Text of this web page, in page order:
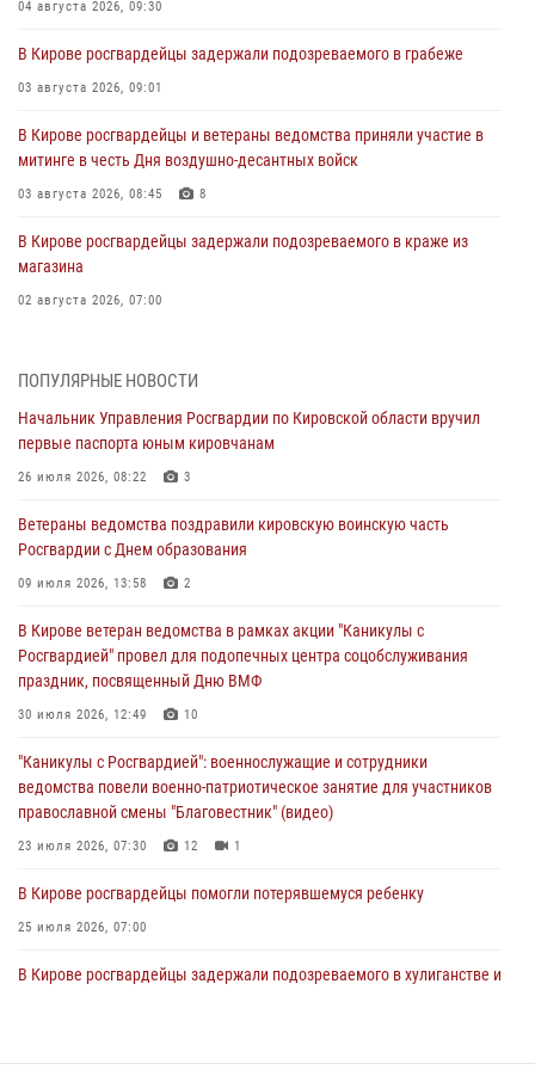
04 августа 2026, 09:30
В Кирове росгвардейцы задержали подозреваемого в грабеже
03 августа 2026, 09:01
В Кирове росгвардейцы и ветераны ведомства приняли участие в
митинге в честь Дня воздушно-десантных войск
03 августа 2026, 08:45 8
В Кирове росгвардейцы задержали подозреваемого в краже из
магазина
02 августа 2026, 07:00
Российской Федерации
В Росгвардии вспоминают российских воинов, погибших в Первой
мировой войне 1914-1918 годов
В Кирове офицер Росгвардии стал победителем открытого
шахматного турнира
Директор Росгвардии Герой России генерал армии Виктор Золотов
поздравил специалистов подразделений тыла с профессиональным
праздником
ПОПУЛЯРНЫЕ НОВОСТИ
Начальник Управления Росгвардии по Кировской области вручил
первые паспорта юным кировчанам
26 июля 2026, 08:22 3
Ветераны ведомства поздравили кировскую воинскую часть
Росгвардии с Днем образования
09 июля 2026, 13:58 2
В Кирове ветеран ведомства в рамках акции "Каникулы с
Росгвардией" провел для подопечных центра соцобслуживания
праздник, посвященный Дню ВМФ
30 июля 2026, 12:49 10
"Каникулы с Росгвардией": военнослужащие и сотрудники
ведомства повели военно-патриотическое занятие для участников
православной смены "Благовестник" (видео)
23 июля 2026, 07:30 12 1
В Кирове росгвардейцы помогли потерявшемуся ребенку
25 июля 2026, 07:00
В Кирове росгвардейцы задержали подозреваемого в хулиганстве и